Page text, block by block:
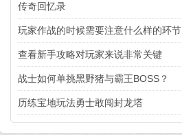
传奇回忆录
玩家作战的时候需要注意什么样的环节
查看新手攻略对玩家来说非常关键
战士如何单挑黑野猪与霸王BOSS？
历练宝地玩法勇士敢闯封龙塔